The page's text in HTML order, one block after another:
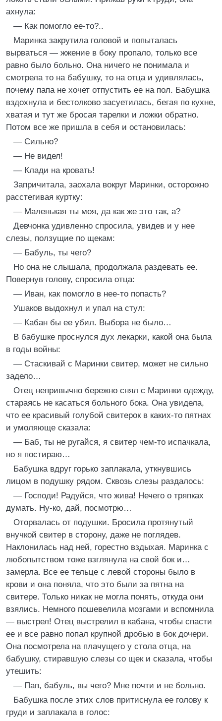
ахнула:
— Как помогло ее-то?..
Маринка закрутила головой и попыталась
вырваться — жжение в боку пропало, только все
равно было больно. Она ничего не понимала и
смотрела то на бабушку, то на отца и удивлялась,
почему папа не хочет отпустить ее на пол. Бабушка
вздохнула и бестолково засуетилась, бегая по кухне,
хватая и тут же бросая тарелки и ложки обратно.
Потом все же пришла в себя и остановилась:
— Сильно?
— Не видел!
— Клади на кровать!
Запричитала, заохала вокруг Маринки, осторожно
расстегивая куртку:
— Маленькая ты моя, да как же это так, а?
Девчонка удивленно спросила, увидев и у нее
слезы, ползущие по щекам:
— Бабуль, ты чего?
Но она не слышала, продолжала раздевать ее.
Повернув голову, спросила отца:
— Иван, как помогло в нее-то попасть?
Ушаков выдохнул и упал на стул:
— Кабан бы ее убил. Выбора не было…
В бабушке проснулся дух лекарки, какой она была
в годы войны:
— Стаскивай с Маринки свитер, может не сильно
задело…
Отец непривычно бережно снял с Маринки одежду,
стараясь не касаться больного бока. Она увидела,
что ее красивый голубой свитерок в каких-то пятнах
и умоляюще сказала:
— Баб, ты не ругайся, я свитер чем-то испачкала,
но я постираю…
Бабушка вдруг горько заплакала, уткнувшись
лицом в подушку рядом. Сквозь слезы раздалось:
— Господи! Радуйся, что жива! Нечего о тряпках
думать. Ну-ко, дай, посмотрю…
Оторвалась от подушки. Бросила протянутый
внучкой свитер в сторону, даже не поглядев.
Наклонилась над ней, горестно вздыхая. Маринка с
любопытством тоже взглянула на свой бок и…
замерла. Все ее тельце с левой стороны было в
крови и она поняла, что это были за пятна на
свитере. Только никак не могла понять, откуда они
взялись. Немного пошевелила мозгами и вспомнила
— выстрел! Отец выстрелил в кабана, чтобы спасти
ее и все равно попал крупной дробью в бок дочери.
Она посмотрела на плачущего у стола отца, на
бабушку, стиравшую слезы со щек и сказала, чтобы
утешить:
— Пап, бабуль, вы чего? Мне почти и не больно.
Бабушка после этих слов притиснула ее голову к
груди и заплакала в голос: